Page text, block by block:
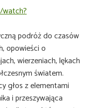
podróż do czasów
opowieści o
wierzeniach, lękach
światem.
głos z elementami
i przeszywająca